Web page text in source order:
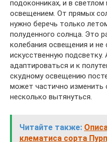
подоконниках, и в
освещением. От прямых
нужно беречь только
полуденного солнца. Это
колебания освещения и
искусственную
адаптироваться и к
скудному освещению
может частично изменить
несколько вытянуться.
Читайте также:
клематиса сорта